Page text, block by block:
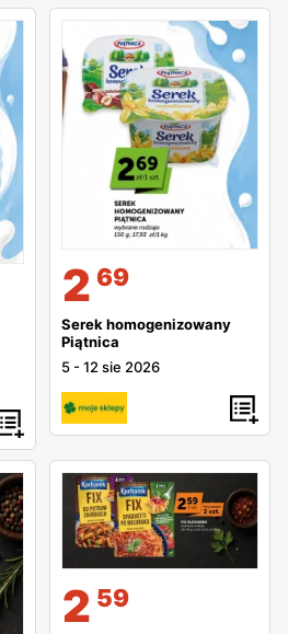
2 69
Serek homogenizowany
Piątnica
5 -12 sie 2026
2 59